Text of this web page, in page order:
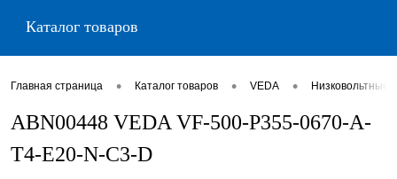
Каталог товаров
Главная страница • Каталог товаров • VEDA •
ABN00448 VEDA VF-500-P355-0670-A-
T4-E20-N-C3-D